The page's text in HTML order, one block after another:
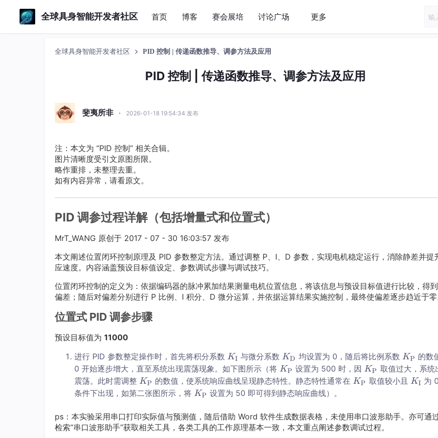
全球具身智能开发者社区 首页 博客 赛会展培 讨论广场 更多
全球具身智能开发者社区 PID 控制 | 传递函数推导、调参方法及应用
PID 控制 | 传递函数推导、调参方法及应用
斐夷所非 · 2026-01-18 19:54:34 发布
注：本文为 “PID 控制” 相关合辑。
图片清晰度受引文原图所限。
略作重排，未整理去重。
如有内容异常，请看原文。
PID 调参过程详解（包括增量式和位置式）
MrT_WANG 原创于 2017 - 07 - 30 16:03:57 发布
本文阐述位置闭环控制原理及 PID 参数整定方法。通过调整 P、I、D 参数，实现电机稳定运行，消除静差并提
应速度。内容涵盖预设目标值设定、参数调试步骤与调试技巧。
位置闭环控制的定义为：依据编码器的脉冲累加结果测量电机位置信息，将该信息与预设目标值进行比较，得
偏差；随后对偏差分别进行 P 比例、I 积分、D 微分运算，并依据运算结果实施控制，最终使偏差逐步趋近于
位置式 PID 调参步骤
预设目标值为 11000
进行 PID 参数整定操作时，首先将积分系数 K
I
K
_
e
x
t
KI 与微分系数K
D
K
_
e
x
t
KD 均设置为 0，随后将比例系数 K
P
K
x
KP 的数
0 开始逐步增大，直至系统出现震荡现象。如下图所示（将 K
P
K
\t
KP 设置为 500 时，因K
P
\t
e
KP 取值过大，系统
震荡。此时需调整 K
P
_
\t
KP 的数值，使系统响应曲线呈现静态特性。静态特性通常在K
_
\t
KP 取值较小且 K
_
KI 为
条件下出现，如第二张图所示，将 K
K
_
KP 设置为 50 即可得到静态响应曲线）。
ps：本实验采用串口打印实际值与预测值，随后借助 Word 软件生成数据表格，未使用串口波形助手。亦可通
检索“串口波形助手”获取相关工具，各类工具的工作原理基本一致，本文重点阐述参数调试过程。